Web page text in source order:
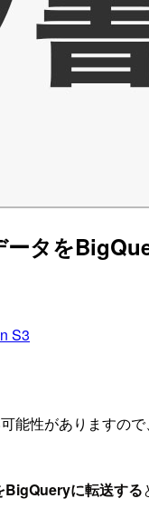
タを
S3
能性がありますので
に転送する